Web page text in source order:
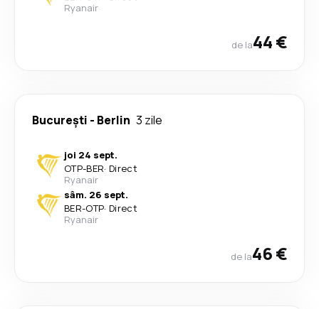
Ryanair
de la44 €
București - Berlin 3 zile
joi 24 sept.
OTP-BER· Direct
Ryanair
sâm. 26 sept.
BER-OTP· Direct
Ryanair
de la46 €